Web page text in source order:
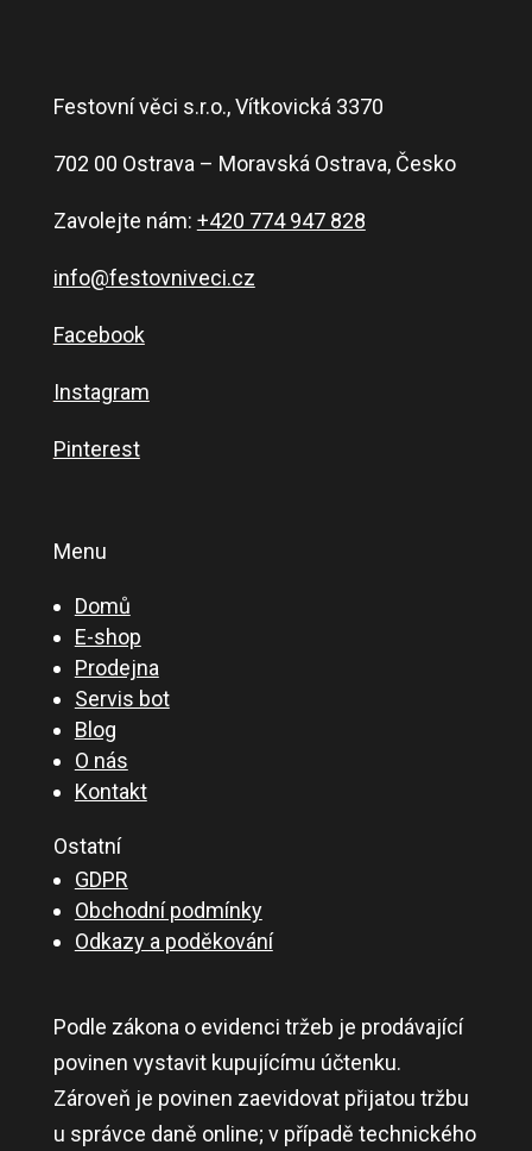
Festovní věci s.r.o., Vítkovická 3370
702 00 Ostrava – Moravská Ostrava, Česko
Zavolejte nám: +420 774 947 828
info@festovniveci.cz
Facebook
Instagram
Pinterest
Menu
Domů
E-shop
Prodejna
Servis bot
Blog
O nás
Kontakt
Ostatní
GDPR
Obchodní podmínky
Odkazy a poděkování
Podle zákona o evidenci tržeb je prodávající
povinen vystavit kupujícímu účtenku.
Zároveň je povinen zaevidovat přijatou tržbu
u správce daně online; v případě technického